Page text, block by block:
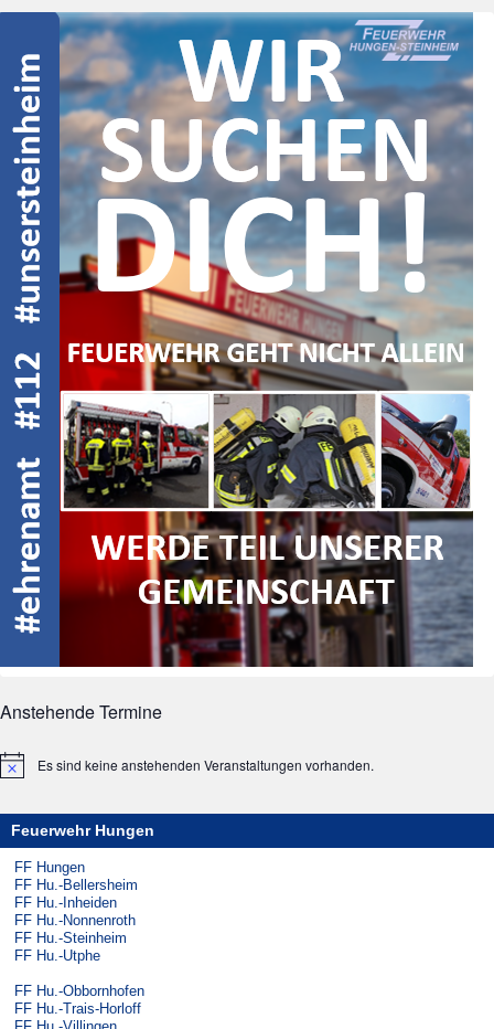
Anstehende Termine
HinweisEs sind keine anstehenden Veranstaltungen vorhanden.
Feuerwehr Hungen
FF Hungen
FF Hu.-Bellersheim
FF Hu.-Inheiden
FF Hu.-Nonnenroth
FF Hu.-Steinheim
FF Hu.-Utphe
FF Hu.-Obbornhofen
FF Hu.-Trais-Horloff